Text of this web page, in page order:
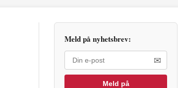
Meld på nyhetsbrev:
✉
Meld på